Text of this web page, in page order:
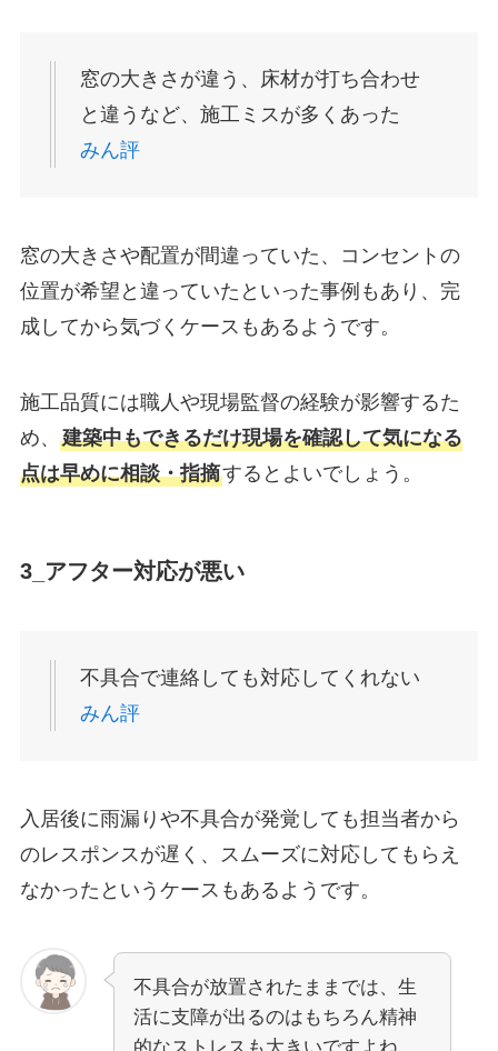
窓の大きさが違う、床材が打ち合わせ
と違うなど、施工ミスが多くあった
みん評
窓の大きさや配置が間違っていた、コンセントの
位置が希望と違っていたといった事例もあり、完
成してから気づくケースもあるようです。
施工品質には職人や現場監督の経験が影響するた
め、 建築中もできるだけ現場を確認して気になる
点は早めに相談・指摘するとよいでしょう。
3_アフター対応が悪い
不具合で連絡しても対応してくれない
みん評
入居後に雨漏りや不具合が発覚しても担当者から
のレスポンスが遅く、スムーズに対応してもらえ
なかったというケースもあるようです。
不具合が放置されたままでは、生
活に支障が出るのはもちろん精神